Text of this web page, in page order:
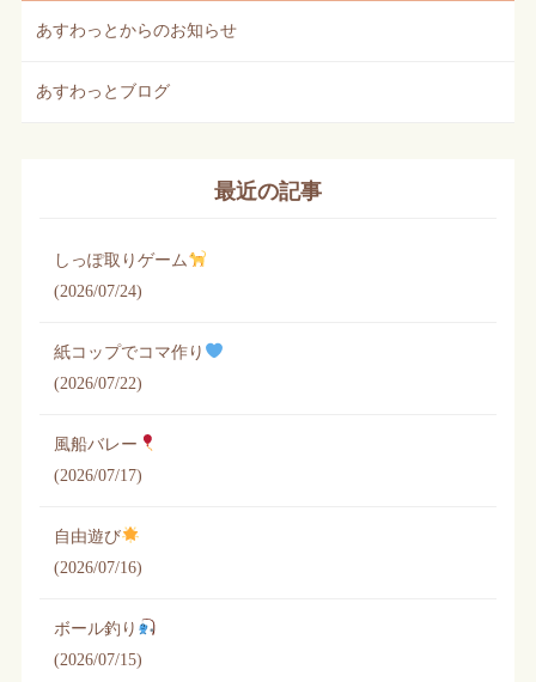
あすわっとからのお知らせ
あすわっとブログ
最近の記事
しっぽ取りゲーム
(2026/07/24)
紙コップでコマ作り
(2026/07/22)
風船バレー
(2026/07/17)
自由遊び
(2026/07/16)
ボール釣り
(2026/07/15)